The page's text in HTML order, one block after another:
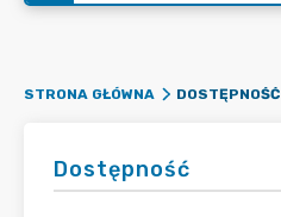
STRONA GŁÓWNA DOSTĘPNOŚĆ
Dostępność